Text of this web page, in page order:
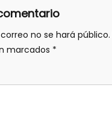
no se hará público.
marcados *